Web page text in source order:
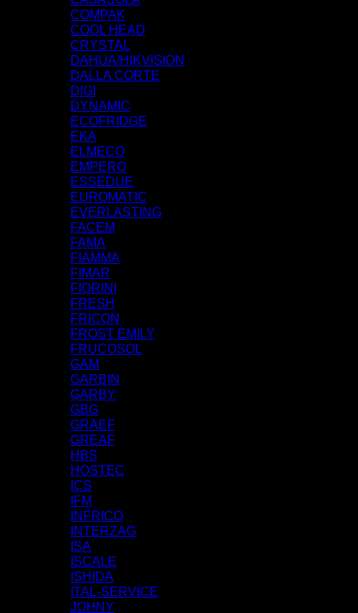
COMPAK
COOL HEAD
CRYSTAL
DAHUA/HIKVISION
DALLA CORTE
DIGI
DYNAMIC
ECOFRIDGE
EKA
ELMECO
EMPERO
ESSEDUE
EUROMATIC
EVERLASTING
FACEM
FAMA
FIAMMA
FIMAR
FIORINI
FRESH
FRICON
FROST EMILY
FRUCOSOL
GAM
GARBIN
GARBY
GBG
GRAEF
GREAF
HBS
HOSTEC
ICS
IFM
INFRICO
INTERZAG
ISA
ISCALE
ISHIDA
ITAL-SERVICE
JOHNY